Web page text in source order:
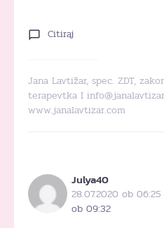
Citiraj
Jana Lavtižar, spec. ZDT,
terapevtka I
www.janalavtizar.com
Julya40
28.07.2020 ob 06:25
ob 09:32